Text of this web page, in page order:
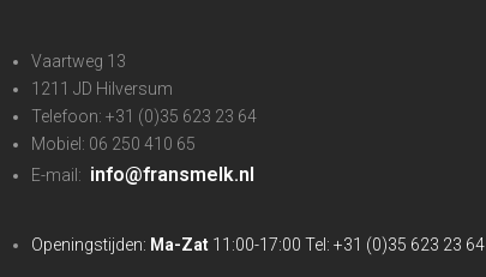
Vaartweg 13
1211 JD Hilversum
Telefoon: +31 (0)35 623 23 64
Mobiel: 06 250 410 65
E-mail: info@fransmelk.nl
Openingstijden: Ma-Zat 11:00-17:00 Tel: +31 (0)35 623 23 64